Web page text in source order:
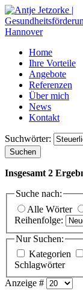
Home
Ihre Vorteile
Angebote
Referenzen
Über mich
News
Kontakt
Suchwörter:
Suchen
Insgesamt 2
Suche nach:
Alle Wörter
Reihenfolge:
Nur Suchen:
Kategorien
Schlagwörter
Anzeige #